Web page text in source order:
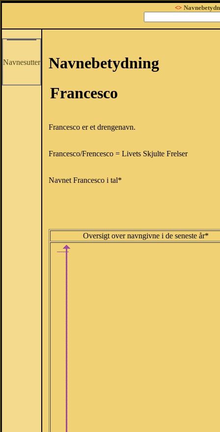
<>
Navnesutter
Navnebetydning
Francesco
Francesco er et drengenavn.
Francesco/Frencesco = Livets Skjulte Frelser
Navnet Francesco i tal*
Oversigt over navngivne i de seneste år*